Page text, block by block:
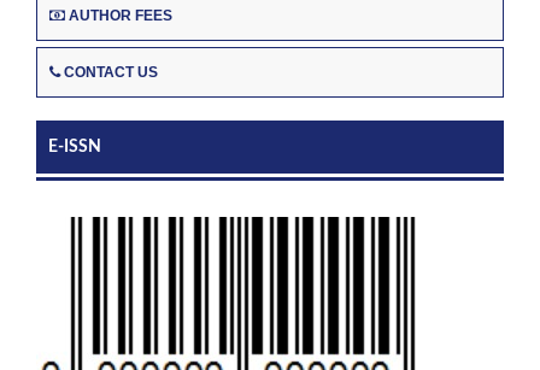
AUTHOR FEES
CONTACT US
E-ISSN